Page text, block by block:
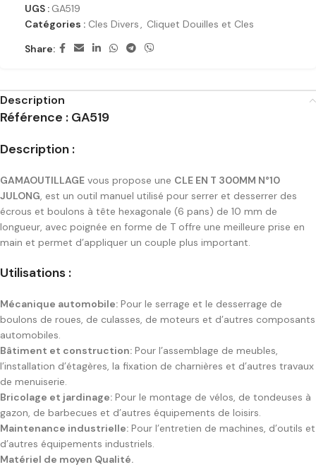
UGS : GA519
Catégories : Cles Divers, Cliquet Douilles et Cles
Share:
Description
Référence : GA519
Description :
GAMAOUTILLAGE vous propose une CLE EN T 300MM N°10
JULONG, est un outil manuel utilisé pour serrer et desserrer des
écrous et boulons à tête hexagonale (6 pans) de 10 mm de
longueur, avec poignée en forme de T offre une meilleure prise en
main et permet d’appliquer un couple plus important.
Utilisations :
Mécanique automobile: Pour le serrage et le desserrage de
boulons de roues, de culasses, de moteurs et d’autres composants
automobiles.
Bâtiment et construction: Pour l’assemblage de meubles,
l’installation d’étagères, la fixation de charnières et d’autres travaux
de menuiserie.
Bricolage et jardinage: Pour le montage de vélos, de tondeuses à
gazon, de barbecues et d’autres équipements de loisirs.
Maintenance industrielle: Pour l’entretien de machines, d’outils et
d’autres équipements industriels.
Matériel de moyen Qualité.